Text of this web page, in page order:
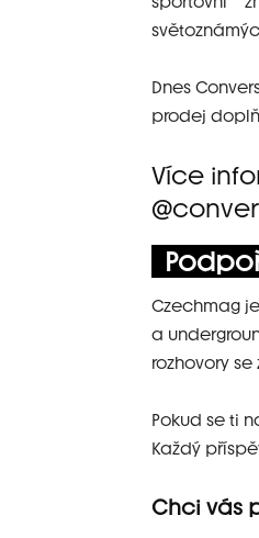
Dnes
prodej
Více
Czechmag
a
rozhovory
Pokud se ti
Každý
Chci vás